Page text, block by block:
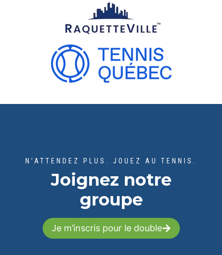
N’ATTENDEZ PLUS. JOUEZ AU TENNIS.
Joignez notre
groupe
Je m’inscris pour le double